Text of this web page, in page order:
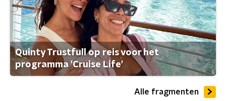
Quinty Trustfull op reis voor het
programma 'Cruise Life'
Alle fragmenten